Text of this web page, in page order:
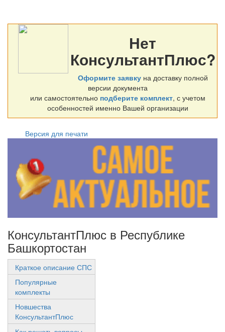
Нет
КонсультантПлюс?
Оформите заявкуна доставку полной
версии документа
или самостоятельно подберите комплект, с учетом
особенностей именно Вашей организации
Версия для печати
КонсультантПлюс в Республике
Башкортостан
Краткое описание СПС
Популярные
комплекты
Новшества
КонсультантПлюс